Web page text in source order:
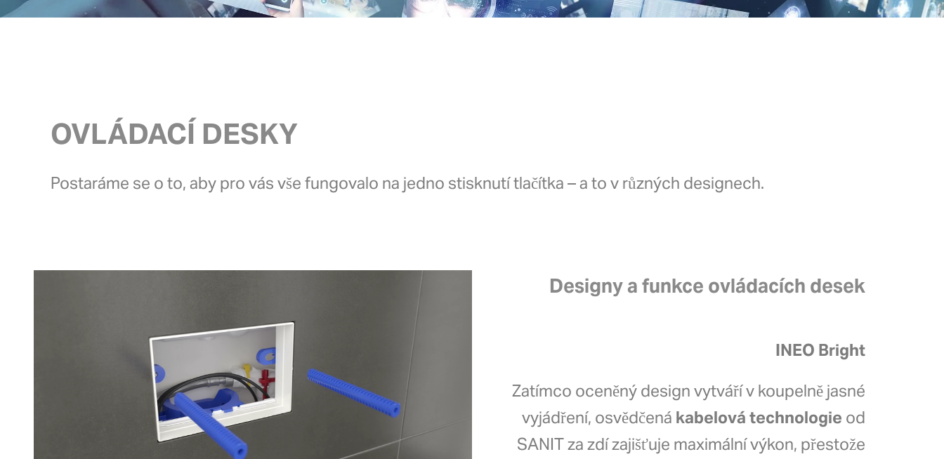
OVLÁDACÍ DESKY
Postaráme se o to, aby pro vás vše fungovalo na jedno stisknutí tlačítka – a to v různých designech.
Designy a funkce ovládacích desek
INEO Bright
Zatímco oceněný design vytváří v koupelně jasné
vyjádření, osvědčená kabelová technologie od
SANIT za zdí zajišťuje maximální výkon, přestože